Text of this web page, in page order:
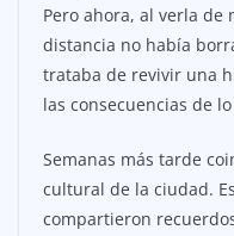
Pero ahora, al verla de
distancia no había
trataba de revivir una
las consecuencias de
Semanas más tarde
cultural de la ciudad.
compartieron